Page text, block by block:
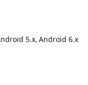
5.x, Android 6.x